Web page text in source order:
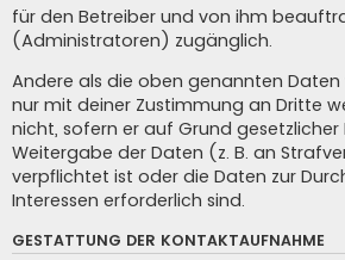
für den Betreiber und von ihm
(Administratoren) zugänglich.
Andere als die oben genannten
nur mit deiner Zustimmung an Dritte
nicht, sofern er auf Grund gesetzlicher
Weitergabe der Daten (z. B. an
verpflichtet ist oder die Daten zur
Interessen erforderlich sind.
GESTATTUNG DER KONTAKTAUFNAHME